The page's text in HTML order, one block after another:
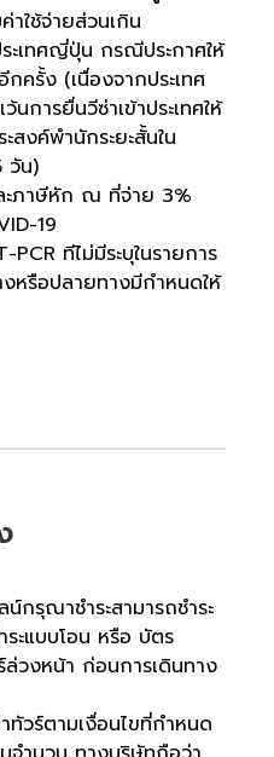
าใช้จ่ายส่วนเกิน
ระเทศญี่ปุ่น กรณีประกาศให้
ครั้ง (เนื่องจากประเทศ
การยื่นวีซ่าเข้าประเทศให้
สงค์พำนักระยะสั้นใน
วัน)
ะภาษีหัก ณ ที่จ่าย 3%
19
ทีไม่มีระบุในรายการ
หรือปลายทางมีกำหนดให้
กรุณาชำระสามารถชำระ
ะแบบโอน หรือ บัตร
วงหน้า ก่อนการเดินทาง
ทัวร์ตามเงื่อนไขที่กำหนด